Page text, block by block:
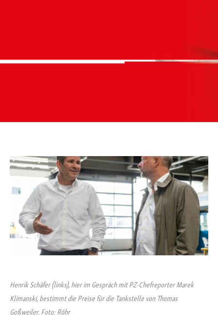
Henrik Schäfer (links), hier im Gespräch mit PZ-Chefreporter Marek
Klimanski, bestimmt die Preise für die Tankstelle von Thomas
Goßweiler. Foto: Röhr